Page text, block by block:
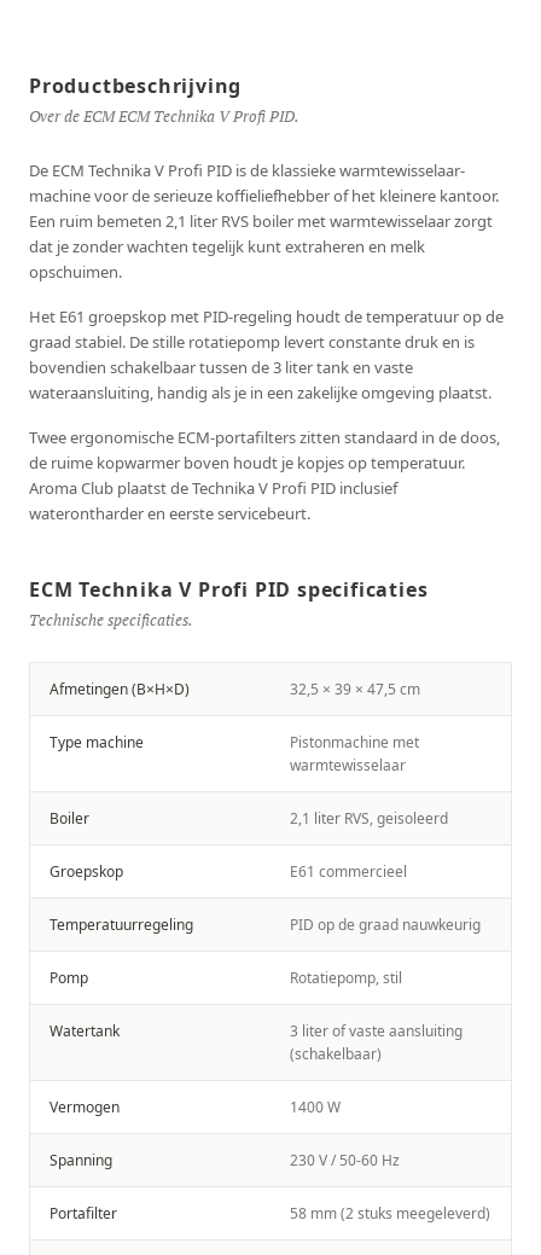
Productbeschrijving
Over de ECM ECM Technika V Profi PID.
De ECM Technika V Profi PID is de klassieke warmtewisselaar-
machine voor de serieuze koffieliefhebber of het kleinere kantoor.
Een ruim bemeten 2,1 liter RVS boiler met warmtewisselaar zorgt
dat je zonder wachten tegelijk kunt extraheren en melk
opschuimen.
Het E61 groepskop met PID-regeling houdt de temperatuur op de
graad stabiel. De stille rotatiepomp levert constante druk en is
bovendien schakelbaar tussen de 3 liter tank en vaste
wateraansluiting, handig als je in een zakelijke omgeving plaatst.
Twee ergonomische ECM-portafilters zitten standaard in de doos,
de ruime kopwarmer boven houdt je kopjes op temperatuur.
Aroma Club plaatst de Technika V Profi PID inclusief
waterontharder en eerste servicebeurt.
ECM Technika V Profi PID specificaties
Technische specificaties.
Afmetingen (B×H×D) 32,5 × 39 × 47,5 cm
Type machine
Pistonmachine met
warmtewisselaar
Boiler 2,1 liter RVS, geisoleerd
Groepskop E61 commercieel
Temperatuurregeling PID op de graad nauwkeurig
Pomp Rotatiepomp, stil
Watertank
3 liter of vaste aansluiting
(schakelbaar)
Vermogen 1400 W
Spanning 230 V / 50-60 Hz
Portafilter 58 mm (2 stuks meegeleverd)